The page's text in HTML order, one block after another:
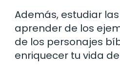
Además, estudiar
aprender de los
de los personajes
enriquecer tu vida